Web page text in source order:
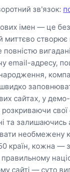
зв'язок:
імен — це
миттєво створює
повністю
email-адресу,
сайтах, у демо-
розкриваючи свої
та
необмежену
країн, кожна —
сайті — суто